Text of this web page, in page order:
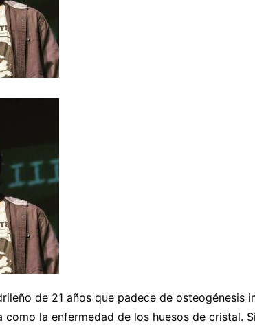
de 21 años que padece de osteogénesis
como la enfermedad de los huesos de cristal.